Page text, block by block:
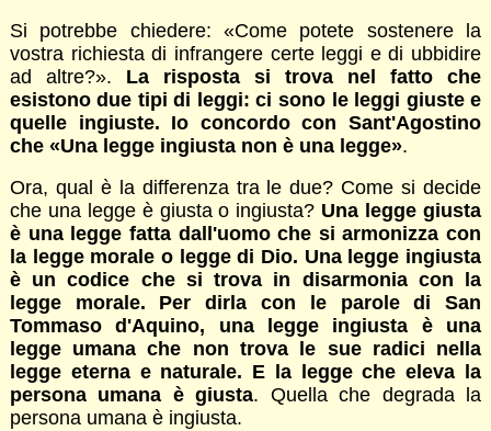
Si potrebbe chiedere: «Come potete sostenere la
vostra richiesta di infrangere certe leggi e di ubbidire
ad altre?». La risposta si trova nel fatto che
esistono due tipi di leggi: ci sono le leggi giuste e
quelle ingiuste. Io concordo con Sant'Agostino
che «Una legge ingiusta non è una legge».
Ora, qual è la differenza tra le due? Come si decide
che una legge è giusta o ingiusta? Una legge giusta
è una legge fatta dall'uomo che si armonizza con
la legge morale o legge di Dio. Una legge ingiusta
è un codice che si trova in disarmonia con la
legge morale. Per dirla con le parole di San
Tommaso d'Aquino, una legge ingiusta è una
legge umana che non trova le sue radici nella
legge eterna e naturale. E la legge che eleva la
persona umana è giusta. Quella che degrada la
persona umana è ingiusta.